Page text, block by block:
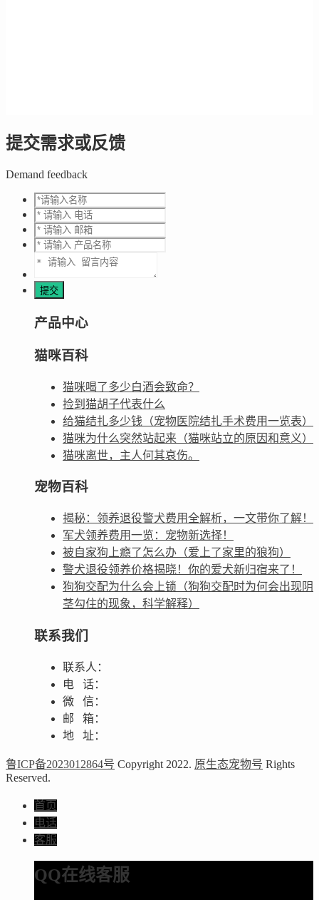
提交需求或反馈
Demand feedback
产品中心
猫咪百科
猫咪喝了多少白酒会致命？
捡到猫胡子代表什么
给猫结扎多少钱（宠物医院结扎手术费用一览表）
猫咪为什么突然站起来（猫咪站立的原因和意义）
猫咪离世，主人何其哀伤。
宠物百科
揭秘：领养退役警犬费用全解析，一文带你了解！
军犬领养费用一览：宠物新选择！
被自家狗上瘾了怎么办（爱上了家里的狼狗）
警犬退役领养价格揭晓！你的爱犬新归宿来了！
狗狗交配为什么会上锁（狗狗交配时为何会出现阴
茎勾住的现象，科学解释）
联系我们
联系人：
电 话：
微 信：
邮 箱：
地 址：
鲁ICP备2023012864号 Copyright 2022. 原生态宠物号 Rights
Reserved.
首页
电话
客服
QQ在线客服